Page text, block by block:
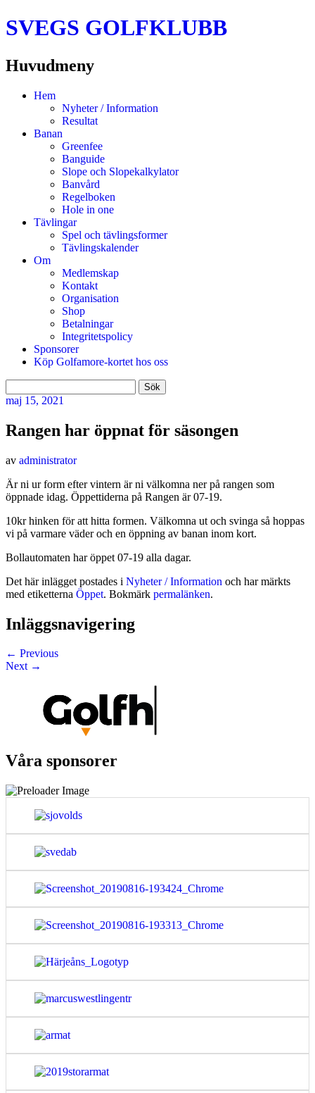
SVEGS GOLFKLUBB
Huvudmeny
HoppaHem
Nyheter / Information
Resultat
Banan
Greenfee
Banguide
Slope och Slopekalkylator
Banvård
Regelboken
Hole in one
Tävlingar
Spel och tävlingsformer
Tävlingskalender
Om
Medlemskap
Kontakt
Organisation
Shop
Betalningar
Integritetspolicy
Sponsorer
Köp Golfamore-kortet hos oss
efter:
maj 15, 2021
Rangen har öppnat för säsongen
av administrator
Är ni ur form efter vintern är ni välkomna ner på rangen som
öppnade idag. Öppettiderna på Rangen är 07-19.
10kr hinken för att hitta formen. Välkomna ut och svinga så hoppas
vi på varmare väder och en öppning av banan inom kort.
Bollautomaten har öppet 07-19 alla dagar.
Det här inlägget postades i Nyheter / Information och har märkts
med etiketterna Öppet. Bokmärk permalänken.
Inläggsnavigering
← Previous
Next →
Våra sponsorer